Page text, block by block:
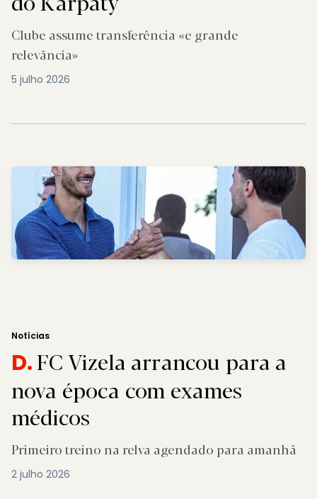
Clube assume transferência «e grande
relevância»
5 julho 2026
Notícias
D.FC Vizela arrancou para a
nova época com exames
médicos
Primeiro treino na relva agendado para amanhã
2 julho 2026